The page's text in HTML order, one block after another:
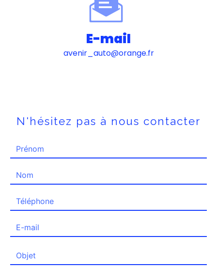
E-mail
avenir_auto@orange.fr
N'hésitez pas à nous contacter